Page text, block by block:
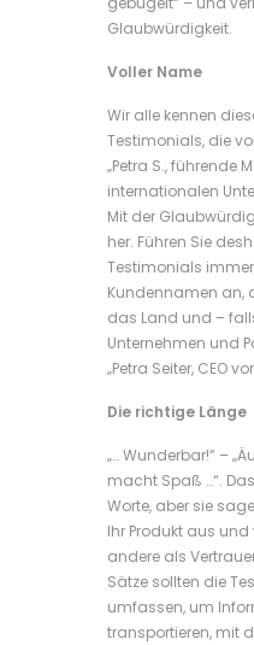
Glaubwürdigkeit.
Voller Name
Wir alle kennen
Testimonials, die
„Petra S., führende
internationalen
Mit der
her. Führen Sie
Testimonials
Kundennamen an,
das Land und –
Unternehmen und
„Petra Seiter, CEO
Die richtige Länge
„… Wunderbar!“ –
macht Spaß …“.
Worte, aber sie
Ihr Produkt aus
andere als
Sätze sollten die
umfassen, um
transportieren, mit